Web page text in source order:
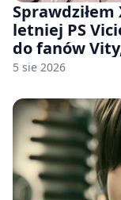
letniej PS
do fanów
wiele
5 sie 2026